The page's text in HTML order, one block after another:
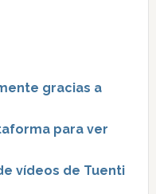
gracias a
para ver
vídeos de Tuenti